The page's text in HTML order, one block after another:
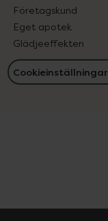
Företagskund
Eget apotek
Glädjeeffekten
Cookieinställningar